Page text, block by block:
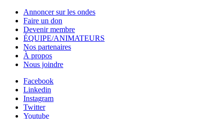
Annoncer sur les ondes
Faire un don
Devenir membre
ÉQUIPE/ANIMATEURS
Nos partenaires
À propos
Nous joindre
Facebook
Linkedin
Instagram
Twitter
Youtube